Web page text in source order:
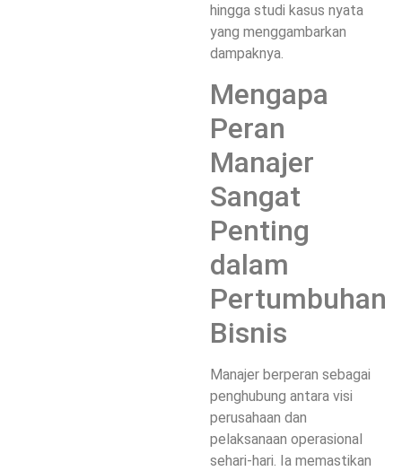
hingga studi kasus nyata
yang menggambarkan
dampaknya.
Mengapa
Peran
Manajer
Sangat
Penting
dalam
Pertumbuhan
Bisnis
Manajer berperan sebagai
penghubung antara visi
perusahaan dan
pelaksanaan operasional
sehari-hari. Ia memastikan